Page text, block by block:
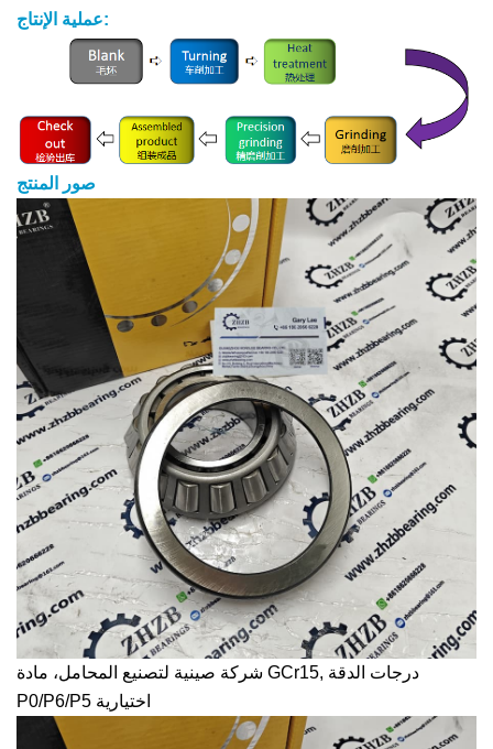
عملية الإنتاج:
صور المنتج
شركة صينية لتصنيع المحامل، مادة GCr15, درجات الدقة
P0/P6/P5 اختيارية